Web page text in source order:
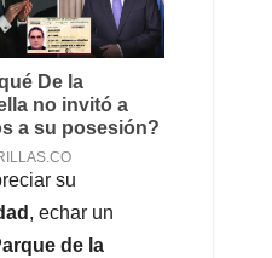
su
, echar un
de la